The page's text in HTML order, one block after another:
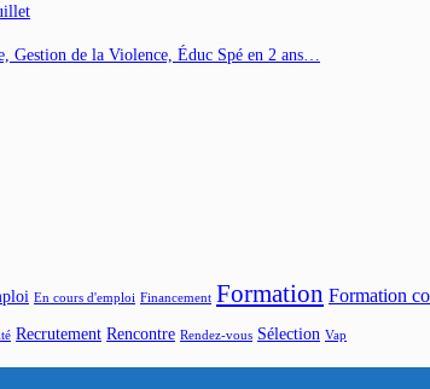
de la Violence, Éduc Spé en 2 ans…
En cours d'emploi Financement Formation Formation
Recrutement Rencontre Rendez-vous Sélection Vap